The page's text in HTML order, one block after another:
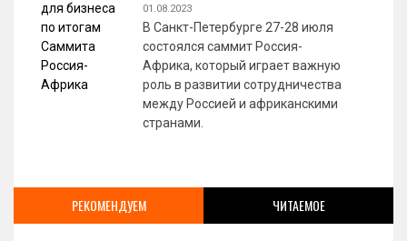
01.08.2023
В Санкт-Петербурге 27-28 июля
состоялся саммит Россия-
Африка, который играет важную
роль в развитии сотрудничества
между Россией и африканскими
странами.
РЕКОМЕНДУЕМ ЧИТАЕМОЕ